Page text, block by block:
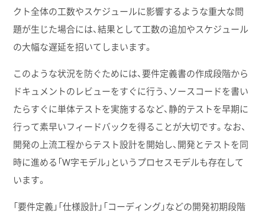
クト全体の工数やスケジュールに影響するような重大な問
題が生じた場合には、結果として工数の追加やスケジュール
の大幅な遅延を招いてしまいます。
このような状況を防ぐためには、要件定義書の作成段階から
ドキュメントのレビューをすぐに行う、ソースコードを書い
たらすぐに単体テストを実施するなど、静的テストを早期に
行って素早いフィードバックを得ることが大切です。なお、
開発の上流工程からテスト設計を開始し、開発とテストを同
時に進める「W字モデル」というプロセスモデルも存在して
います。
「要件定義」「仕様設計」「コーディング」などの開発初期段階